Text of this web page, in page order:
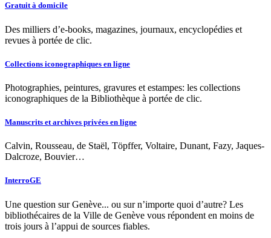
Gratuit à domicile
Des milliers d’e-books, magazines, journaux, encyclopédies et
revues à portée de clic.
Collections iconographiques en ligne
Photographies, peintures, gravures et estampes: les collections
iconographiques de la Bibliothèque à portée de clic.
Manuscrits et archives privées en ligne
Calvin, Rousseau, de Staël, Töpffer, Voltaire, Dunant, Fazy, Jaques-
Dalcroze, Bouvier…
InterroGE
Une question sur Genève... ou sur n’importe quoi d’autre? Les
bibliothécaires de la Ville de Genève vous répondent en moins de
trois jours à l’appui de sources fiables.